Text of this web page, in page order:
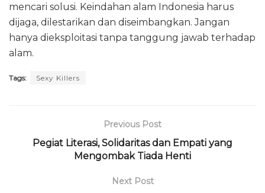
mencari solusi. Keindahan alam Indonesia harus
dijaga, dilestarikan dan diseimbangkan. Jangan
hanya dieksploitasi tanpa tanggung jawab terhadap
alam.
Tags: Sexy Killers
Previous Post
Pegiat Literasi, Solidaritas dan Empati yang
Mengombak Tiada Henti
Next Post